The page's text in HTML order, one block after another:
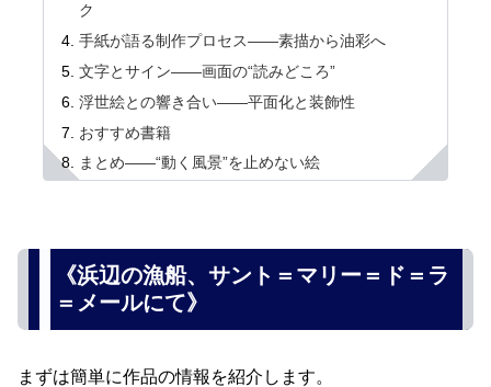
ク
手紙が語る制作プロセス――素描から油彩へ
文字とサイン――画面の“読みどころ”
浮世絵との響き合い――平面化と装飾性
おすすめ書籍
まとめ――“動く風景”を止めない絵
《浜辺の漁船、サント＝マリー＝ド＝ラ
＝メールにて》
まずは簡単に作品の情報を紹介します。